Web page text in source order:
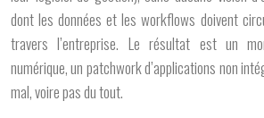
dont les données et les workflows doivent
travers l’entreprise. Le résultat est un
numérique, un patchwork d’applications non
mal, voire pas du tout.